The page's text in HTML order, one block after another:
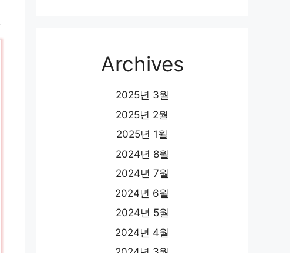
Archives
2025년 3월
2025년 2월
2025년 1월
2024년 8월
2024년 7월
2024년 6월
2024년 5월
2024년 4월